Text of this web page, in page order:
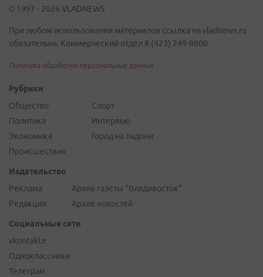
© 1997 - 2026 VLADNEWS
При любом использовании материалов ссылка на vladnews.ru
обязательна. Коммерческий отдел 8 (423) 249-8800
Политика обработки персональных данных
Рубрики
Общество
Политика
Экономика
Происшествия
Спорт
Интервью
Город на ладони
Издательство
Реклама
Редакция
Архив газеты "Владивосток"
Архив новостей
Социальные сети
vkontakte
Одноклассники
Телеграм